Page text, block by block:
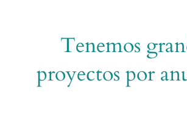
Tenemos
proyectos por